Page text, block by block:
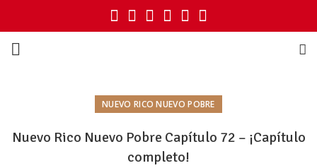
NUEVO RICO NUEVO POBRE
Nuevo Rico Nuevo Pobre Capítulo 72 – ¡Capítulo
completo!